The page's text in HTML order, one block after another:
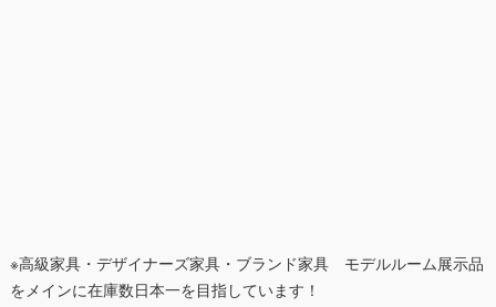
※高級家具・デザイナーズ家具・ブランド家具 モデルルーム展示品
をメインに在庫数日本一を目指しています！